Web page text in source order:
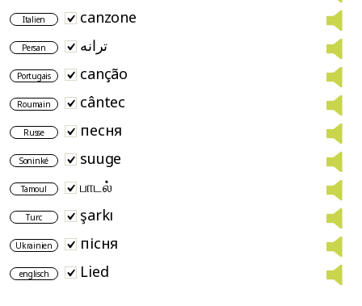
Italien canzone
Persan ترانه
Portugais canção
Roumain cântec
Russe песня
Soninké suuge
Tamoul பாடல்
Turc şarkı
Ukrainien пісня
englisch Lied